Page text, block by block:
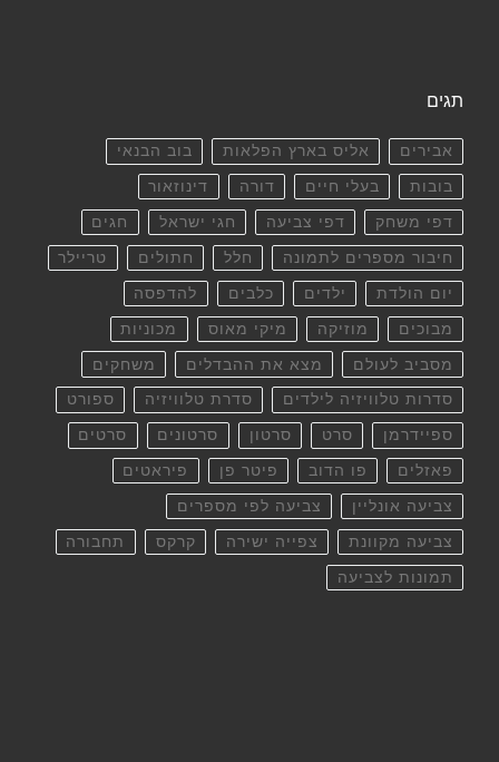
תגים
אבירים אליס בארץ הפלאות בוב הבנאי
בובות בעלי חיים דורה דינוזאור
דפי משחק דפי צביעה חגי ישראל חגים
חיבור מספרים לתמונה חלל חתולים טריילר
יום הולדת ילדים כלבים להדפסה
מבוכים מוזיקה מיקי מאוס מכוניות
מסביב לעולם מצא את ההבדלים משחקים
סדרות טלוויזיה לילדים סדרת טלוויזיה ספורט
ספיידרמן סרט סרטון סרטונים סרטים
פאזלים פו הדוב פיטר פן פיראטים
צביעה אונליין צביעה לפי מספרים
צביעה מקוונת צפייה ישירה קרקס תחבורה
תמונות לצביעה